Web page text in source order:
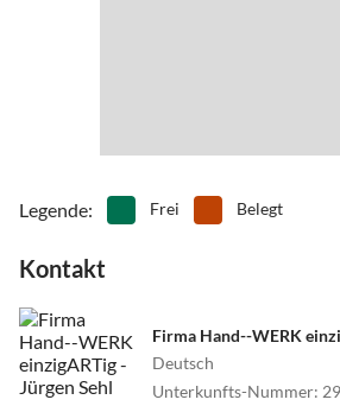
Legende: Frei Belegt
Kontakt
Firma Hand--WERK
Deutsch
Unterkunfts-Nummer: